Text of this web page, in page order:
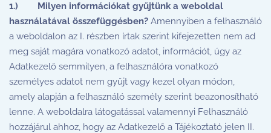
1.)
Milyen információkat gyűjtünk a weboldal
használatával összefüggésben? Amennyiben a felhasználó
a weboldalon az I. részben írtak szerint kifejezetten nem ad
meg saját magára vonatkozó adatot, információt, úgy az
Adatkezelő semmilyen, a felhasználóra vonatkozó
személyes adatot nem gyűjt vagy kezel olyan módon,
amely alapján a felhasználó személy szerint beazonosítható
lenne. A weboldalra látogatással valamennyi Felhasználó
hozzájárul ahhoz, hogy az Adatkezelő a Tájékoztató jelen II.